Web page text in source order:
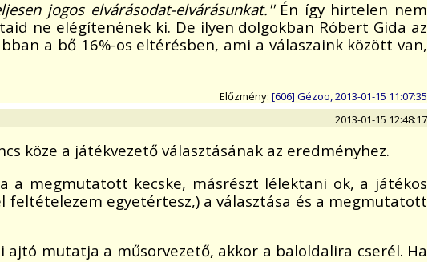
jogos elvárásodat-elvárásunkat.''Én így hirtelen nem
ne elégítenének ki. De ilyen dolgokban Róbert Gida az
a bő 16%-os eltérésben, ami a válaszaink között van,
Előzmény: [606] Gézoo, 2013-01-15 11:07:35
2013-01-15 12:48:17
köze a játékvezető választásának az eredményhez.
a megmutatott kecske, másrészt lélektani ok, a játékos
egyetértesz,) a választása és a megmutatott
mutatja a műsorvezető, akkor a baloldalira cserél. Ha